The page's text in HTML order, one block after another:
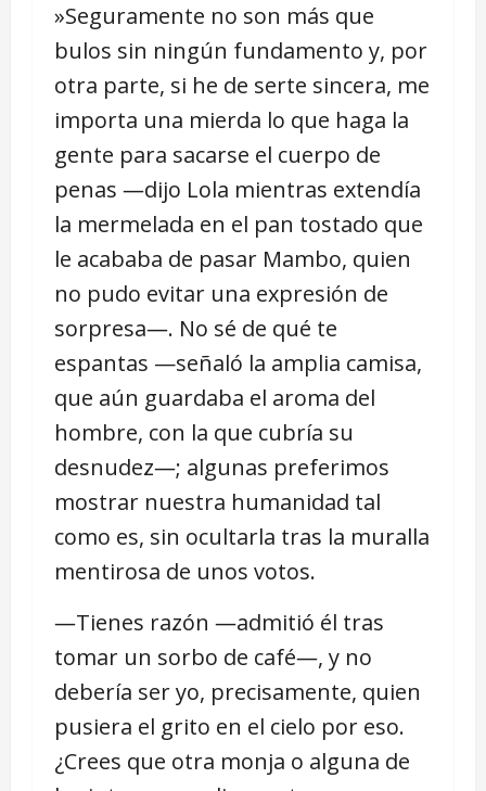
»Seguramente no son más que
bulos sin ningún fundamento y, por
otra parte, si he de serte sincera, me
importa una mierda lo que haga la
gente para sacarse el cuerpo de
penas ―dijo Lola mientras extendía
la mermelada en el pan tostado que
le acababa de pasar Mambo, quien
no pudo evitar una expresión de
sorpresa―. No sé de qué te
espantas —señaló la amplia camisa,
que aún guardaba el aroma del
hombre, con la que cubría su
desnudez―; algunas preferimos
mostrar nuestra humanidad tal
como es, sin ocultarla tras la muralla
mentirosa de unos votos.
―Tienes razón ―admitió él tras
tomar un sorbo de café―, y no
debería ser yo, precisamente, quien
pusiera el grito en el cielo por eso.
¿Crees que otra monja o alguna de